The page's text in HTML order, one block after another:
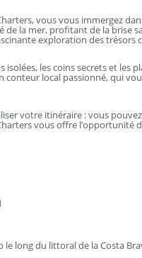
vous vous immergez
la mer, profitant de la brise
exploration des trésors
les coins secrets et les
local passionné, qui
votre itinéraire : vous
vous offre
le long du littoral de la Costa